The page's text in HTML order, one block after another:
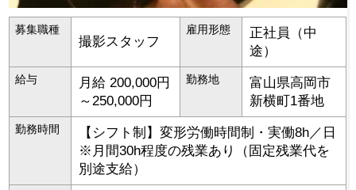
募集職種
撮影スタッフ
雇用形態
正社員（中
途）
給与
月給 200,000円
～250,000円
勤務地 富山県高岡市
新横町1番地
勤務時間
【シフト制】変形労働時間制・実働8h／日
※月間30h程度の残業あり（固定残業代を
別途支給）